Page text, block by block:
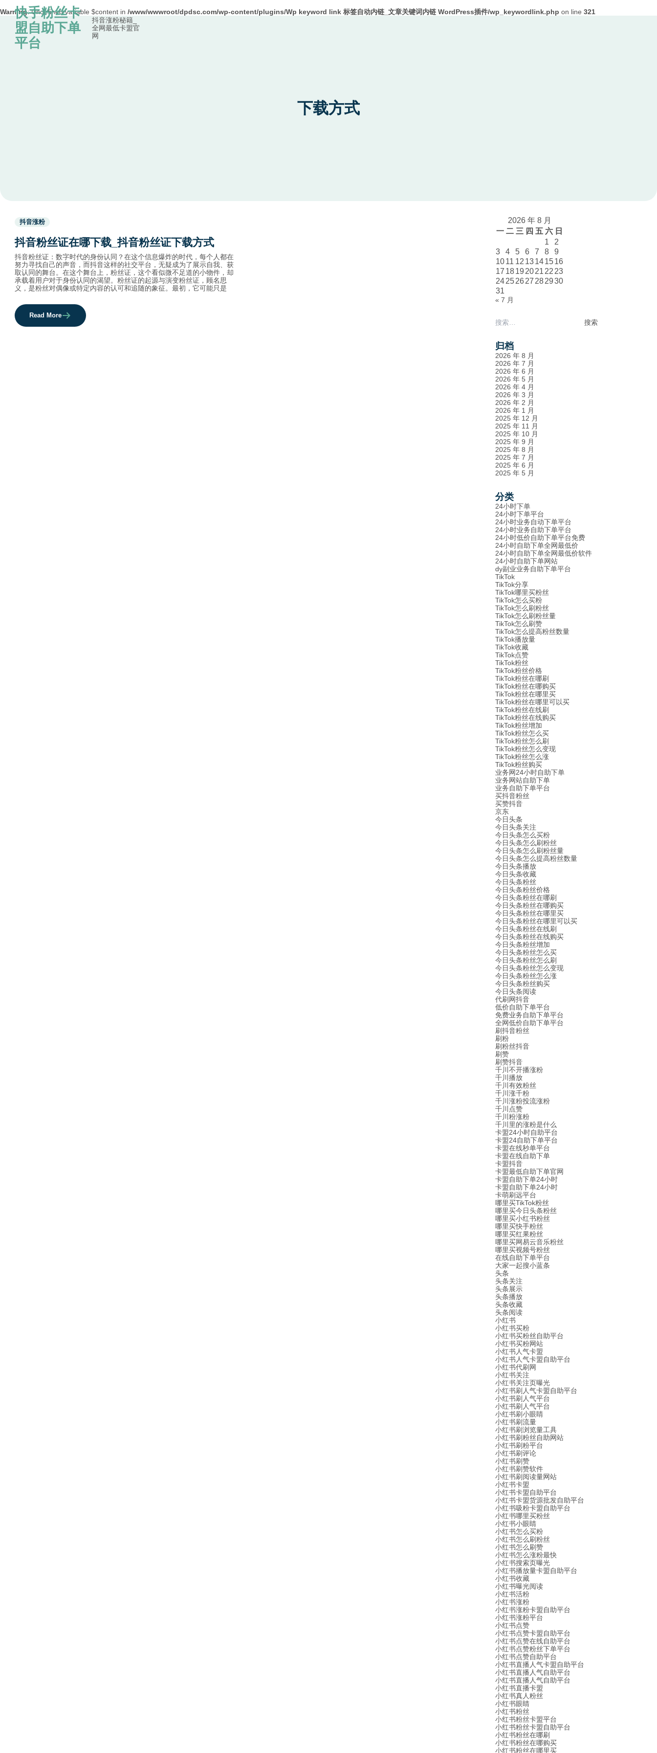
Warning: Undefined variable $content in /www/wwwroot/dpdsc.com/wp-content/plugins/Wp keyword link 标签自动内链_文章关键词内链 WordPress插件/wp_keywordlink.php on line 321
Skip to content
快手粉丝卡
盟自助下单
平台
抖音涨粉秘籍_
全网最低卡盟官
网
下载方式
Used
before
category
names.
抖音涨粉
抖音粉丝证在哪下载_抖音粉丝证下载方式
抖音粉丝证：数字时代的身份认同？在这个信息爆炸的时代，每个人都在
努力寻找自己的声音，而抖音这样的社交平台，无疑成为了展示自我、获
取认同的舞台。在这个舞台上，粉丝证，这个看似微不足道的小物件，却
承载着用户对于身份认同的渴望。粉丝证的起源与演变粉丝证，顾名思
义，是粉丝对偶像或特定内容的认可和追随的象征。最初，它可能只是
Read More
2026 年 8 月
一 二 三 四 五 六 日
1
2
3
4 5 6 7 8
9
1011 12 13141516
17 1819 2021 22 23
24252627 282930
31
« 7 月
搜
归档
2026 年 8 月
2026 年 7 月
2026 年 6 月
2026 年 5 月
2026 年 4 月
2026 年 3 月
2026 年 2 月
2026 年 1 月
2025 年 12 月
2025 年 11 月
2025 年 10 月
2025 年 9 月
2025 年 8 月
2025 年 7 月
2025 年 6 月
2025 年 5 月
分类
24小时下单
24小时下单平台
24小时业务自动下单平台
24小时业务自助下单平台
24小时低价自助下单平台免费
24小时自助下单全网最低价
24小时自助下单全网最低价软件
24小时自助下单网站
dy副业业务自助下单平台
TikTok
TikTok分享
TikTok哪里买粉丝
TikTok怎么买粉
TikTok怎么刷粉丝
TikTok怎么刷粉丝量
TikTok怎么刷赞
TikTok怎么提高粉丝数量
TikTok播放量
TikTok收藏
TikTok点赞
TikTok粉丝
TikTok粉丝价格
TikTok粉丝在哪刷
TikTok粉丝在哪购买
TikTok粉丝在哪里买
TikTok粉丝在哪里可以买
TikTok粉丝在线刷
TikTok粉丝在线购买
TikTok粉丝增加
TikTok粉丝怎么买
TikTok粉丝怎么刷
TikTok粉丝怎么变现
TikTok粉丝怎么涨
TikTok粉丝购买
业务网24小时自助下单
业务网站自助下单
业务自助下单平台
买抖音粉丝
买赞抖音
京东
今日头条
今日头条关注
今日头条怎么买粉
今日头条怎么刷粉丝
今日头条怎么刷粉丝量
今日头条怎么提高粉丝数量
今日头条播放
今日头条收藏
今日头条粉丝
今日头条粉丝价格
今日头条粉丝在哪刷
今日头条粉丝在哪购买
今日头条粉丝在哪里买
今日头条粉丝在哪里可以买
今日头条粉丝在线刷
今日头条粉丝在线购买
今日头条粉丝增加
今日头条粉丝怎么买
今日头条粉丝怎么刷
今日头条粉丝怎么变现
今日头条粉丝怎么涨
今日头条粉丝购买
今日头条阅读
代刷网抖音
低价自助下单平台
免费业务自助下单平台
全网低价自助下单平台
刷抖音粉丝
刷粉
刷粉丝抖音
刷赞
刷赞抖音
千川不开播涨粉
千川播放
千川有效粉丝
千川涨千粉
千川涨粉投流涨粉
千川点赞
千川粉涨粉
千川里的涨粉是什么
卡盟24小时自助平台
卡盟24自助下单平台
卡盟在线秒单平台
卡盟在线自助下单
卡盟抖音
卡盟最低自助下单官网
卡盟自助下单24小时
卡盟自助下单24小时
卡萌刷远平台
哪里买TikTok粉丝
哪里买今日头条粉丝
哪里买小红书粉丝
哪里买快手粉丝
哪里买红果粉丝
哪里买网易云音乐粉丝
哪里买视频号粉丝
在线自助下单平台
大家一起搜小蓝条
头条
头条关注
头条展示
头条播放
头条收藏
头条阅读
小红书
小红书买粉
小红书买粉丝自助平台
小红书买粉网站
小红书人气卡盟
小红书人气卡盟自助平台
小红书代刷网
小红书关注
小红书关注页曝光
小红书刷人气卡盟自助平台
小红书刷人气平台
小红书刷人气平台
小红书刷小眼睛
小红书刷流量
小红书刷浏览量工具
小红书刷粉丝自助网站
小红书刷粉平台
小红书刷评论
小红书刷赞
小红书刷赞软件
小红书刷阅读量网站
小红书卡盟
小红书卡盟自助平台
小红书卡盟货源批发自助平台
小红书吸粉卡盟自助平台
小红书哪里买粉丝
小红书小眼睛
小红书怎么买粉
小红书怎么刷粉丝
小红书怎么刷赞
小红书怎么涨粉最快
小红书搜索页曝光
小红书播放量卡盟自助平台
小红书收藏
小红书曝光阅读
小红书活粉
小红书涨粉
小红书涨粉卡盟自助平台
小红书涨粉平台
小红书点赞
小红书点赞卡盟自助平台
小红书点赞在线自助平台
小红书点赞粉丝下单平台
小红书点赞自助平台
小红书直播人气卡盟自助平台
小红书直播人气自助平台
小红书直播人气自助平台
小红书直播卡盟
小红书真人粉丝
小红书眼睛
小红书粉丝
小红书粉丝卡盟平台
小红书粉丝卡盟自助平台
小红书粉丝在哪刷
小红书粉丝在哪购买
小红书粉丝在哪里买